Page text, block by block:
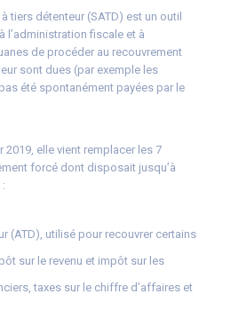
tiers détenteur (SATD) est un outil
l’administration fiscale et à
de procéder au recouvrement
sont dues (par exemple les
été spontanément payées par le
2019, elle vient remplacer les 7
forcé dont disposait jusqu’à
(ATD), utilisé pour recouvrer certains
sur le revenu et impôt sur les
taxes sur le chiffre d’affaires et